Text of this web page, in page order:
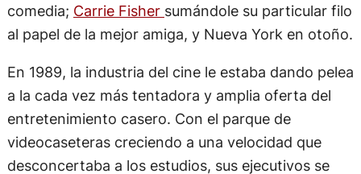
comedia; Carrie Fisher sumándole su particular filo
al papel de la mejor amiga, y Nueva York en otoño.
En 1989, la industria del cine le estaba dando pelea
a la cada vez más tentadora y amplia oferta del
entretenimiento casero. Con el parque de
videocaseteras creciendo a una velocidad que
desconcertaba a los estudios, sus ejecutivos se